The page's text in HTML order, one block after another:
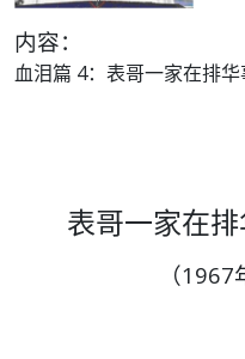
内容：
血泪篇 4： 表哥一家在排
表哥一家在
（